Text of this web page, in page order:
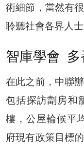
術細節，當然有
聆聽社會各界人士
智庫學會 多
在此之前，中聯
包括探訪劏房和
樓，公屋輪候平
府現有政策目標